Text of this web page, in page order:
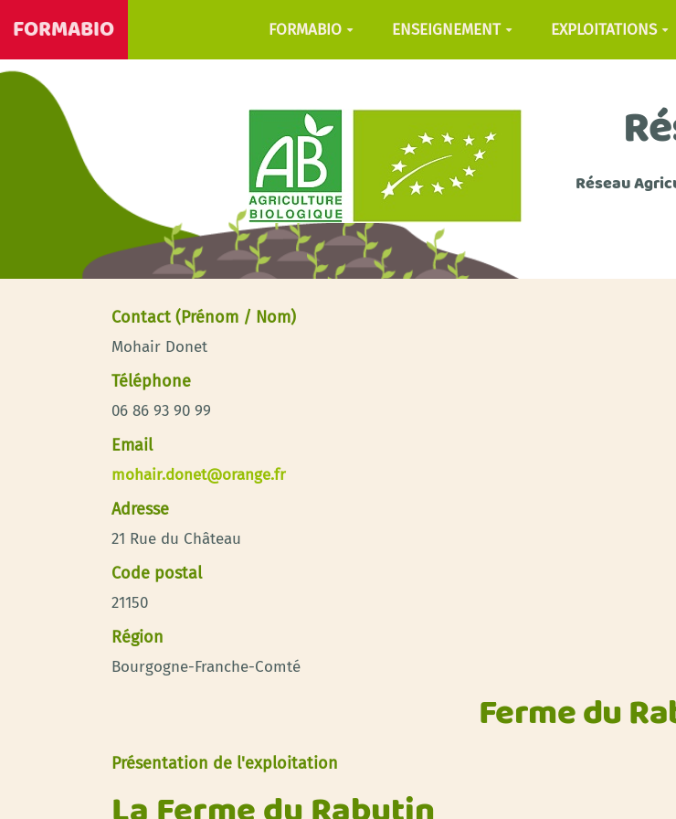
FORMABIO FORMABIO ENSEIGNEMENT EXPLOITATIONS
Réseau
Contact (Prénom / Nom)
Mohair Donet
Téléphone
06 86 93 90 99
Email
mohair.donet@orange.fr
Adresse
21 Rue du Château
Code postal
21150
Région
Bourgogne-Franche-Comté
Ferme du
Présentation de l'exploitation